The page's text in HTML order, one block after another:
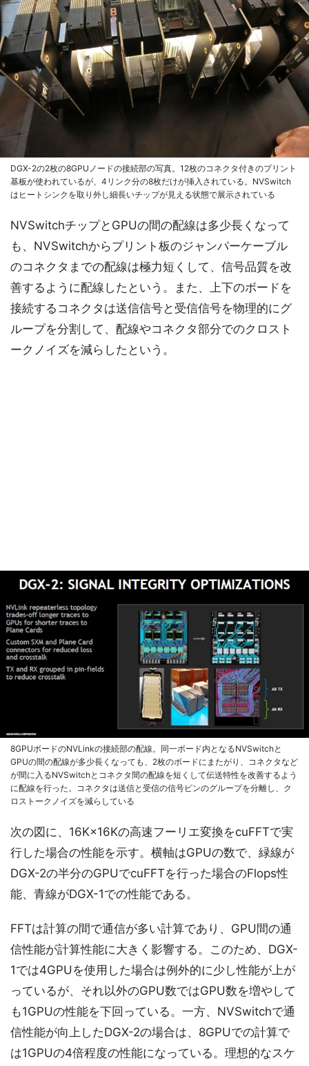
DGX-2の2枚の8GPUノードの接続部の写真。12枚のコネクタ付きのプリント
基板が使われているが、4リンク分の8枚だけが挿入されている。NVSwitch
はヒートシンクを取り外し細長いチップが見える状態で展示されている
NVSwitchチップとGPUの間の配線は多少長くなって
も、NVSwitchからプリント板のジャンパーケーブル
のコネクタまでの配線は極力短くして、信号品質を改
善するように配線したという。また、上下のボードを
接続するコネクタは送信信号と受信信号を物理的にグ
ループを分割して、配線やコネクタ部分でのクロスト
ークノイズを減らしたという。
8GPUボードのNVLinkの接続部の配線。同一ボード内となるNVSwitchと
GPUの間の配線が多少長くなっても、2枚のボードにまたがり、コネクタなど
が間に入るNVSwitchとコネクタ間の配線を短くして伝送特性を改善するよう
に配線を行った。コネクタは送信と受信の信号ピンのグループを分離し、ク
ロストークノイズを減らしている
次の図に、16K×16Kの高速フーリエ変換をcuFFTで実
行した場合の性能を示す。横軸はGPUの数で、緑線が
DGX-2の半分のGPUでcuFFTを行った場合のFlops性
能、青線がDGX-1での性能である。
FFTは計算の間で通信が多い計算であり、GPU間の通
信性能が計算性能に大きく影響する。このため、DGX-
1では4GPUを使用した場合は例外的に少し性能が上が
っているが、それ以外のGPU数ではGPU数を増やして
も1GPUの性能を下回っている。一方、NVSwitchで通
信性能が向上したDGX-2の場合は、8GPUでの計算で
は1GPUの4倍程度の性能になっている。理想的なスケ